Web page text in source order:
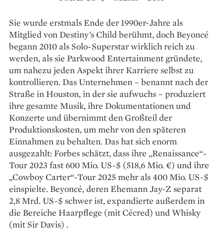
Sie wurde erstmals Ende der 1990er-Jahre als
Mitglied von Destiny’s Child berühmt, doch Beyoncé
begann 2010 als Solo-Superstar wirklich reich zu
werden, als sie Parkwood Entertainment gründete,
um nahezu jeden Aspekt ihrer Karriere selbst zu
kontrollieren. Das Unternehmen – benannt nach der
Straße in Houston, in der sie aufwuchs – produziert
ihre gesamte Musik, ihre Dokumenta­tionen und
Konzerte und übernimmt den Großteil der
Produktionskosten, um mehr von den späteren
Einnahmen zu behalten. Das hat sich enorm
ausgezahlt: Forbes schätzt, dass ihre „Renaissance“-
Tour 2023 fast 600 Mio. US-$ (518,6 Mio. €) und ihre
­„Cowboy Carter“-Tour 2025 mehr als 400 Mio. US-$
einspielte. Beyoncé, deren Ehemann Jay-Z separat
2,8 Mrd. US-$ schwer ist, expandierte außerdem in
die ­Bereiche Haarpflege (mit Cécred) und Whisky
(mit Sir Davis) .